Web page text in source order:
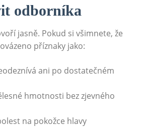
odborníka
jasně. Pokud si všimnete, že
příznaky jako:
ani po dostatečném
hmotnosti bez zjevného
na pokožce hlavy